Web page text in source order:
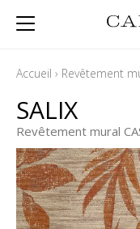
Accueil › Revêtement
SALIX
Revêtement mural